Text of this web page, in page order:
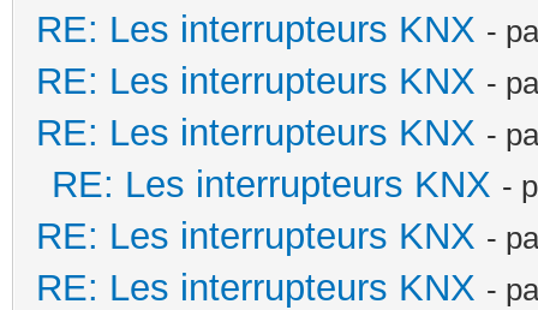
RE: Les interrupteurs KNX -
RE: Les interrupteurs KNX -
RE: Les interrupteurs KNX -
RE: Les interrupteurs KNX -
RE: Les interrupteurs KNX -
RE: Les interrupteurs KNX -